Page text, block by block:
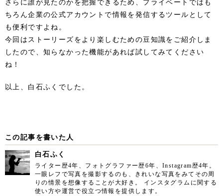
さらに誰が見たのかを把握できるため、プライベートではも
ちろん企業の公式アカウントで情報を発信するツールとして
も便利ですよね。
今回はストーリーズをより楽しむための豆知識をご紹介しま
したので、知らなかった機能があれば試してみてください
ね！
以上、白石ふくでした。
この記事を書いた人
白石ふく
ライター歴4年、フォトグラファー歴6年、Instagram歴4年。
一眼レフで写真を撮影するのも、きれいな写真をみてその周
りの情景を想像することが大好き。 インスタグラムに関する
使い方や運営で役立つ情報を提供します。